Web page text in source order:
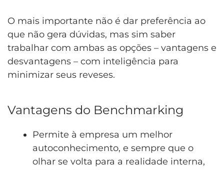
O mais importante não é dar preferência ao
que não gera dúvidas, mas sim saber
trabalhar com ambas as opções – vantagens e
desvantagens – com inteligência para
minimizar seus reveses.
Vantagens do Benchmarking
Permite à empresa um melhor
autoconhecimento, e sempre que o
olhar se volta para a realidade interna,